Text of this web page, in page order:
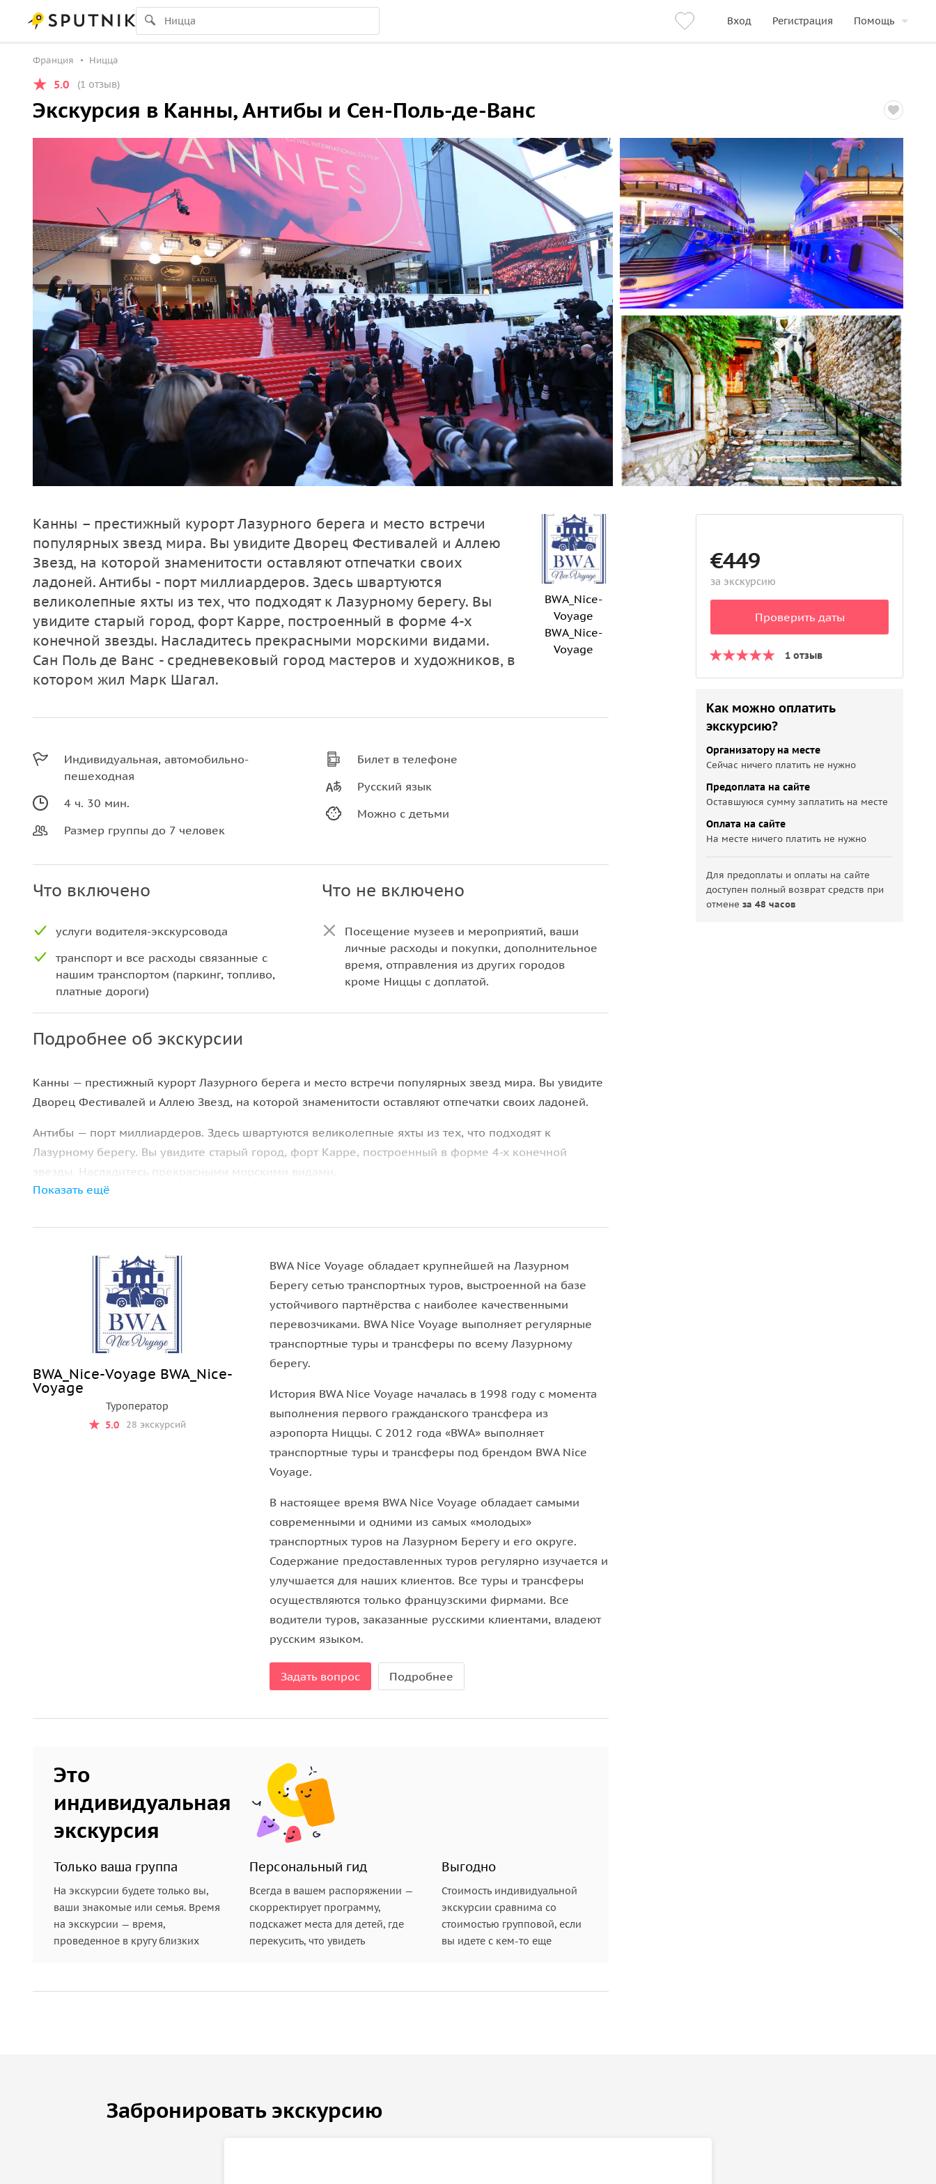
Вход Регистрация Помощь
Франция Ницца
5.0 (1 отзыв)
Экскурсия в Канны, Антибы и Сен-Поль-де-Ванс
Канны – престижный курорт Лазурного берега и место встречи
популярных звезд мира. Вы увидите Дворец Фестивалей и Аллею
Звезд, на которой знаменитости оставляют отпечатки своих
ладоней. Антибы - порт миллиардеров. Здесь швартуются
великолепные яхты из тех, что подходят к Лазурному берегу. Вы
увидите старый город, форт Карре, построенный в форме 4-х
конечной звезды. Насладитесь прекрасными морскими видами.
Сан Поль де Ванс - средневековый город мастеров и художников, в
котором жил Марк Шагал.
BWA_Nice-
Voyage
BWA_Nice-
Voyage
Индивидуальная, автомобильно-
пешеходная
4 ч. 30 мин.
Размер группы до 7 человек
Билет в телефоне
Русский язык
Можно с детьми
Что включено
услуги водителя-экскурсовода
транспорт и все расходы связанные с
нашим транспортом (паркинг, топливо,
платные дороги)
Что не включено
Посещение музеев и мероприятий, ваши
личные расходы и покупки, дополнительное
время, отправления из других городов
кроме Ниццы с доплатой.
Подробнее об экскурсии
Канны — престижный курорт Лазурного берега и место встречи популярных звезд мира. Вы увидите
Дворец Фестивалей и Аллею Звезд, на которой знаменитости оставляют отпечатки своих ладоней.
Антибы — порт миллиардеров. Здесь швартуются великолепные яхты из тех, что подходят к
Лазурному берегу. Вы увидите старый город, форт Карре, построенный в форме 4-х конечной
звезды. Насладитесь прекрасными морскими видами.
Показать ещё
BWA_Nice-Voyage BWA_Nice-
Voyage
Туроператор
5.0
28 экскурсий
BWA Nice Voyage обладает крупнейшей на Лазурном
Берегу сетью транспортных туров, выстроенной на базе
устойчивого партнёрства с наиболее качественными
перевозчиками. BWA Nice Voyage выполняет регулярные
транспортные туры и трансферы по всему Лазурному
берегу.
История BWA Nice Voyage началась в 1998 году с момента
выполнения первого гражданского трансфера из
аэропорта Ниццы. С 2012 года «BWA» выполняет
транспортные туры и трансферы под брендом BWA Nice
Voyage.
В настоящее время BWA Nice Voyage обладает самыми
современными и одними из самых «молодых»
транспортных туров на Лазурном Берегу и его округе.
Содержание предоставленных туров регулярно изучается и
улучшается для наших клиентов. Все туры и трансферы
осуществляются только французскими фирмами. Все
водители туров, заказанные русскими клиентами, владеют
русским языком.
Задать вопрос Подробнее
Это
индивидуальная
экскурсия
Только ваша группа
На экскурсии будете только вы,
ваши знакомые или семья. Время
на экскурсии — время,
проведенное в кругу близких
Персональный гид
Всегда в вашем распоряжении —
скорректирует программу,
подскажет места для детей, где
перекусить, что увидеть
Выгодно
Стоимость индивидуальной
экскурсии сравнима со
стоимостью групповой, если
вы идете с кем-то еще
€449
за экскурсию
Проверить даты
1 отзыв
Как можно оплатить
экскурсию?
Организатору на месте
Сейчас ничего платить не нужно
Предоплата на сайте
Оставшуюся сумму заплатить на месте
Оплата на сайте
На месте ничего платить не нужно
Для предоплаты и оплаты на сайте
доступен полный возврат средств при
отменеза 48 часов
Забронировать экскурсию